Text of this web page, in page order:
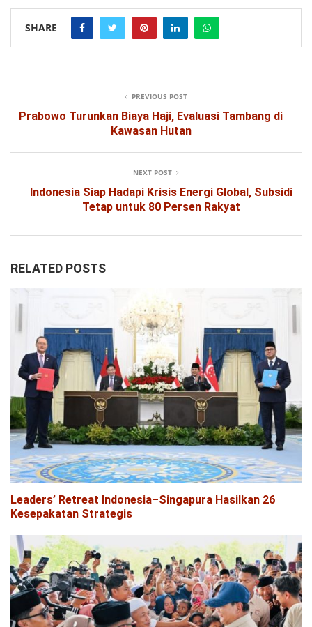
SHARE
PREVIOUS POST
Prabowo Turunkan Biaya Haji, Evaluasi Tambang di
Kawasan Hutan
NEXT POST
Indonesia Siap Hadapi Krisis Energi Global, Subsidi
Tetap untuk 80 Persen Rakyat
RELATED POSTS
Leaders’ Retreat Indonesia–Singapura Hasilkan 26
Kesepakatan Strategis